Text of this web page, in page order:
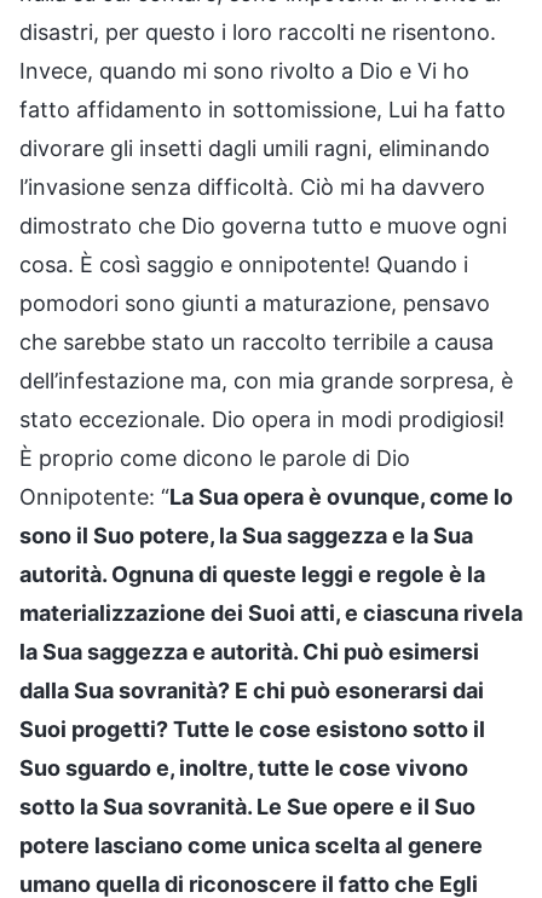
disastri, per questo i loro raccolti ne risentono.
Invece, quando mi sono rivolto a Dio e Vi ho
fatto affidamento in sottomissione, Lui ha fatto
divorare gli insetti dagli umili ragni, eliminando
l’invasione senza difficoltà. Ciò mi ha davvero
dimostrato che Dio governa tutto e muove ogni
cosa. È così saggio e onnipotente! Quando i
pomodori sono giunti a maturazione, pensavo
che sarebbe stato un raccolto terribile a causa
dell’infestazione ma, con mia grande sorpresa, è
stato eccezionale. Dio opera in modi prodigiosi!
È proprio come dicono le parole di Dio
Onnipotente: “La Sua opera è ovunque, come lo
sono il Suo potere, la Sua saggezza e la Sua
autorità. Ognuna di queste leggi e regole è la
materializzazione dei Suoi atti, e ciascuna rivela
la Sua saggezza e autorità. Chi può esimersi
dalla Sua sovranità? E chi può esonerarsi dai
Suoi progetti? Tutte le cose esistono sotto il
Suo sguardo e, inoltre, tutte le cose vivono
sotto la Sua sovranità. Le Sue opere e il Suo
potere lasciano come unica scelta al genere
umano quella di riconoscere il fatto che Egli